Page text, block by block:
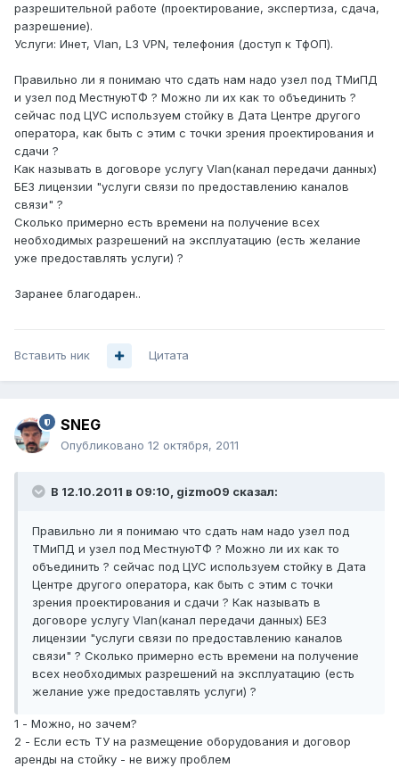
разрешительной работе (проектирование, экспертиза, сдача,
разрешение).
Услуги: Инет, Vlan, L3 VPN, телефония (доступ к ТфОП).
Правильно ли я понимаю что сдать нам надо узел под ТМиПД
и узел под МестнуюТФ ? Можно ли их как то объединить ?
сейчас под ЦУС используем стойку в Дата Центре другого
оператора, как быть с этим с точки зрения проектирования и
сдачи ?
Как называть в договоре услугу Vlan(канал передачи данных)
БЕЗ лицензии "услуги связи по предоставлению каналов
связи" ?
Сколько примерно есть времени на получение всех
необходимых разрешений на эксплуатацию (есть желание
уже предоставлять услуги) ?
Заранее благодарен..
Вставить ник Цитата
SNEG
Опубликовано 12 октября, 2011
В 12.10.2011 в 09:10, gizmo09 сказал:
Правильно ли я понимаю что сдать нам надо узел под
ТМиПД и узел под МестнуюТФ ? Можно ли их как то
объединить ? сейчас под ЦУС используем стойку в Дата
Центре другого оператора, как быть с этим с точки
зрения проектирования и сдачи ? Как называть в
договоре услугу Vlan(канал передачи данных) БЕЗ
лицензии "услуги связи по предоставлению каналов
связи" ? Сколько примерно есть времени на получение
всех необходимых разрешений на эксплуатацию (есть
желание уже предоставлять услуги) ?
1 - Можно, но зачем?
2 - Если есть ТУ на размещение оборудования и договор
аренды на стойку - не вижу проблем